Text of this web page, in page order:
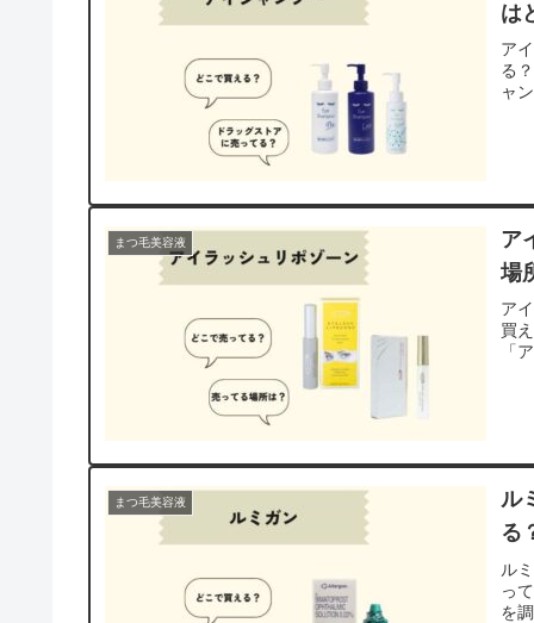
は
ア
る
ャ
まつ毛美容液
ア
場
ア
買
「
まつ毛美容液
ル
る
ル
っ
を